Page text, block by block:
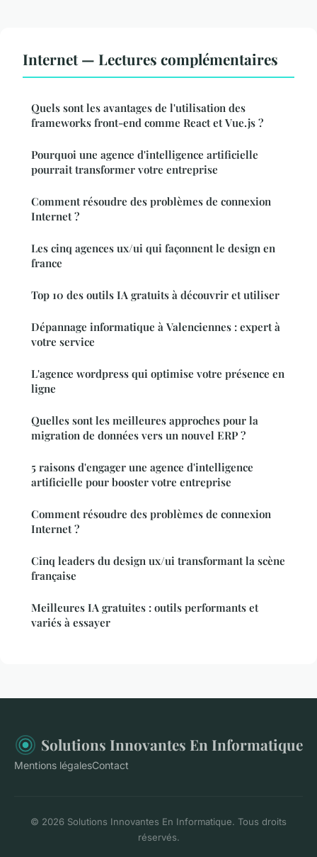
Internet — Lectures complémentaires
Quels sont les avantages de l'utilisation des
frameworks front-end comme React et Vue.js ?
Pourquoi une agence d'intelligence artificielle
pourrait transformer votre entreprise
Comment résoudre des problèmes de connexion
Internet ?
Les cinq agences ux/ui qui façonnent le design en
france
Top 10 des outils IA gratuits à découvrir et utiliser
Dépannage informatique à Valenciennes : expert à
votre service
L'agence wordpress qui optimise votre présence en
ligne
Quelles sont les meilleures approches pour la
migration de données vers un nouvel ERP ?
5 raisons d'engager une agence d'intelligence
artificielle pour booster votre entreprise
Comment résoudre des problèmes de connexion
Internet ?
Cinq leaders du design ux/ui transformant la scène
française
Meilleures IA gratuites : outils performants et
variés à essayer
Solutions Innovantes En Informatique
Mentions légalesContact
© 2026 Solutions Innovantes En Informatique. Tous droits
réservés.